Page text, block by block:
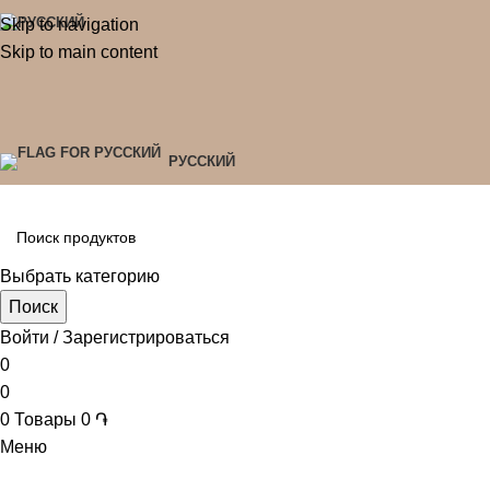
Skip to navigation
Skip to main content
РУССКИЙ
Выбрать категорию
Поиск
Войти / Зарегистрироваться
0
0
0 Товары 0 ֏
Меню